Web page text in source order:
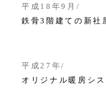
平成18年9月
鉄骨3階建ての新社
平成27年
オリジナル暖房シ